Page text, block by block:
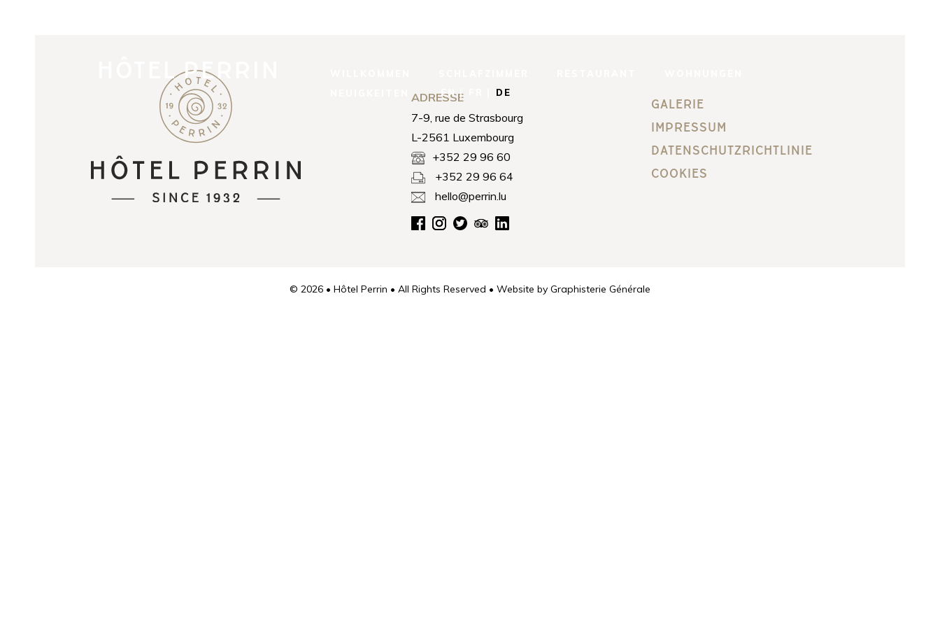
HÔTEL PERRIN
EN DE
ADRESSE
7-9, rue de Strasbourg
L-2561 Luxembourg
+352 29 96 60
+352 29 96 64
hello@perrin.lu
GALERIE
IMPRESSUM
DATENSCHUTZRICHTLINIE
COOKIES
© 2026 • Hôtel Perrin • All Rights Reserved • Website by Graphisterie Générale